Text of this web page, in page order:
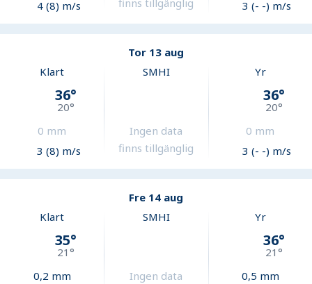
4 (8) m/s
finns tillgänglig
3 (- -) m/s
Tor 13 aug
Klart
36°
20°
0 mm
3 (8) m/s
SMHI
Ingen data
finns tillgänglig
Yr
36°
20°
0 mm
3 (- -) m/s
Fre 14 aug
Klart
35°
21°
0,2 mm
SMHI
Ingen data
Yr
36°
21°
0,5 mm